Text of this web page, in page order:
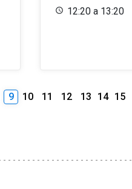
12:20 a 13:20
9 10 11 12 13 14 15